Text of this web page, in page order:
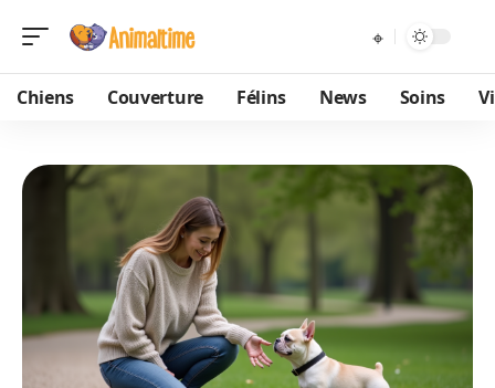
Chiens Couverture Félins News Soins